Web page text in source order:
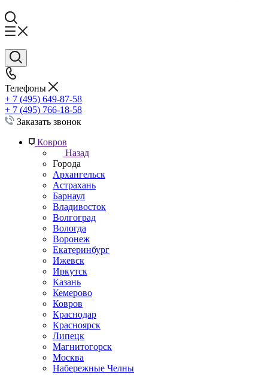
Телефоны
+ 7 (495) 649-87-58
+ 7 (495) 766-18-58
Заказать звонок
Ковров
Назад
Города
Архангельск
Астрахань
Барнаул
Владивосток
Волгоград
Вологда
Воронеж
Екатеринбург
Ижевск
Иркутск
Казань
Кемерово
Ковров
Краснодар
Красноярск
Липецк
Магнитогорск
Москва
Набережные Челны